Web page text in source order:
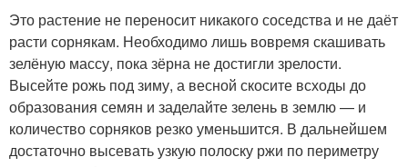
Это растение не переносит никакого соседства и не даёт
расти сорнякам. Необходимо лишь вовремя скашивать
зелёную массу, пока зёрна не достигли зрелости.
Высейте рожь под зиму, а весной скосите всходы до
образования семян и заделайте зелень в землю — и
количество сорняков резко уменьшится. В дальнейшем
достаточно высевать узкую полоску ржи по периметру